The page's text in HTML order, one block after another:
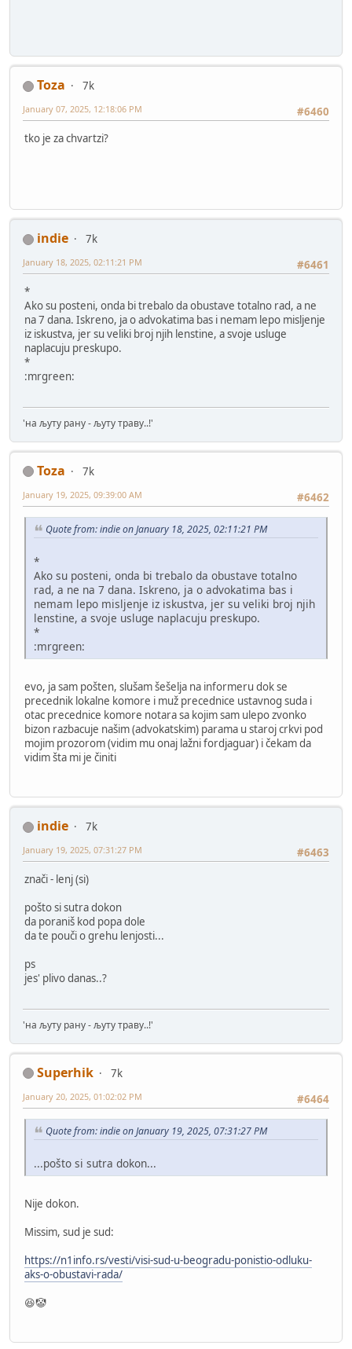
Toza
7k
#6460
January 07, 2025, 12:18:06 PM
tko je za chvartzi?
indie
7k
#6461
January 18, 2025, 02:11:21 PM
*
Ako su posteni, onda bi trebalo da obustave totalno rad, a ne
na 7 dana. Iskreno, ja o advokatima bas i nemam lepo misljenje
iz iskustva, jer su veliki broj njih lenstine, a svoje usluge
naplacuju preskupo.
*
:mrgreen:
'на љуту рану - љуту траву..!'
Toza
7k
#6462
January 19, 2025, 09:39:00 AM
Quote from: indie on January 18, 2025, 02:11:21 PM
*
Ako su posteni, onda bi trebalo da obustave totalno
rad, a ne na 7 dana. Iskreno, ja o advokatima bas i
nemam lepo misljenje iz iskustva, jer su veliki broj njih
lenstine, a svoje usluge naplacuju preskupo.
*
:mrgreen:
evo, ja sam pošten, slušam šešelja na informeru dok se
precednik lokalne komore i muž precednice ustavnog suda i
otac precednice komore notara sa kojim sam ulepo zvonko
bizon razbacuje našim (advokatskim) parama u staroj crkvi pod
mojim prozorom (vidim mu onaj lažni fordjaguar) i čekam da
vidim šta mi je činiti
indie
7k
#6463
January 19, 2025, 07:31:27 PM
znači - lenj (si)
pošto si sutra dokon
da poraniš kod popa dole
da te pouči o grehu lenjosti...
ps
jes' plivo danas..?
'на љуту рану - љуту траву..!'
Superhik
7k
#6464
January 20, 2025, 01:02:02 PM
Quote from: indie on January 19, 2025, 07:31:27 PM
...pošto si sutra dokon...
Nije dokon.
Missim, sud je sud:
https://n1info.rs/vesti/visi-sud-u-beogradu-ponistio-odluku-
aks-o-obustavi-rada/
😆🤡